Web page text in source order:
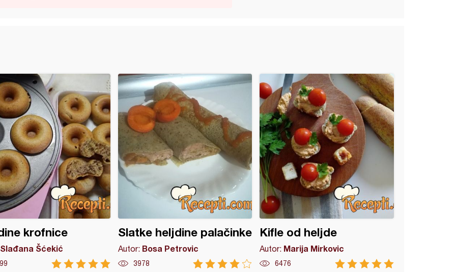
krofnice
Slađana Šćekić
Slatke heljdine palačinke
Autor: Bosa Petrovic
3978
Kifle od heljde
Autor: Marija Mirkovic
6476